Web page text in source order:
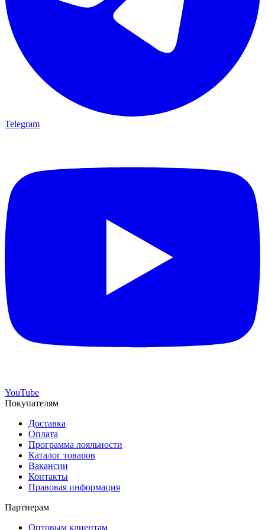
Telegram
YouTube
Покупателям
Доставка
Оплата
Программа лояльности
Каталог товаров
Вакансии
Контакты
Правовая информация
Партнерам
Оптовым клиентам